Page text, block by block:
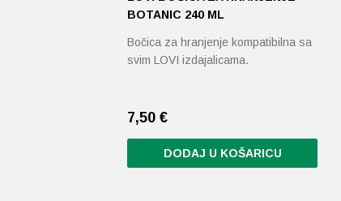
BOTANIC 240 ML
Bočica za hranjenje kompatibilna sa
svim LOVI izdajalicama.
7,50 €
DODAJ U KOŠARICU